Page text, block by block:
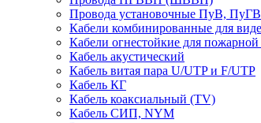
Провода установочные ПуВ,
Кабели комбинированные для
Кабели огнестойкие для
Кабель акустический
Кабель витая пара U/UTP и F/UTP
Кабель КГ
Кабель коаксиальный (TV)
Кабель СИП, NYM